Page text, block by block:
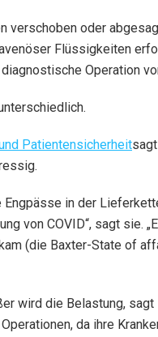
verschoben oder
Flüssigkeiten
Operation
Patientensicherheit
in der
von COVID“, sagt sie.
(die Baxter-State of
wird die Belastung,
da ihre